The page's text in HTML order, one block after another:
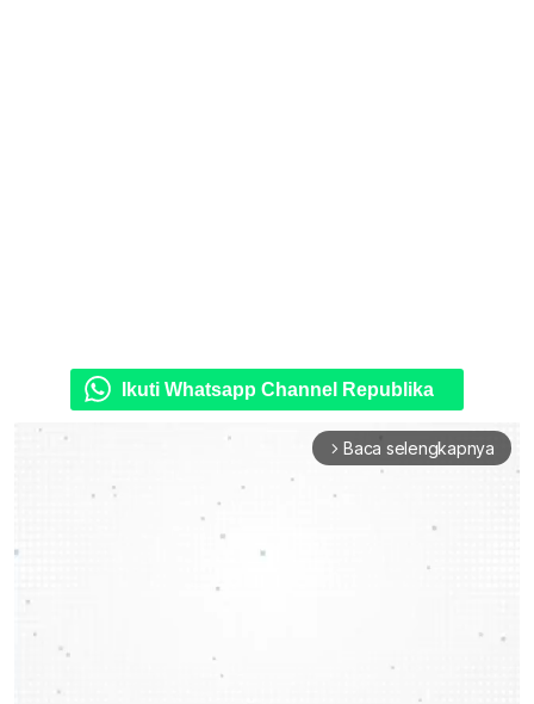
Ikuti Whatsapp Channel Republika
arrow_forward_ios Baca selengkapnya